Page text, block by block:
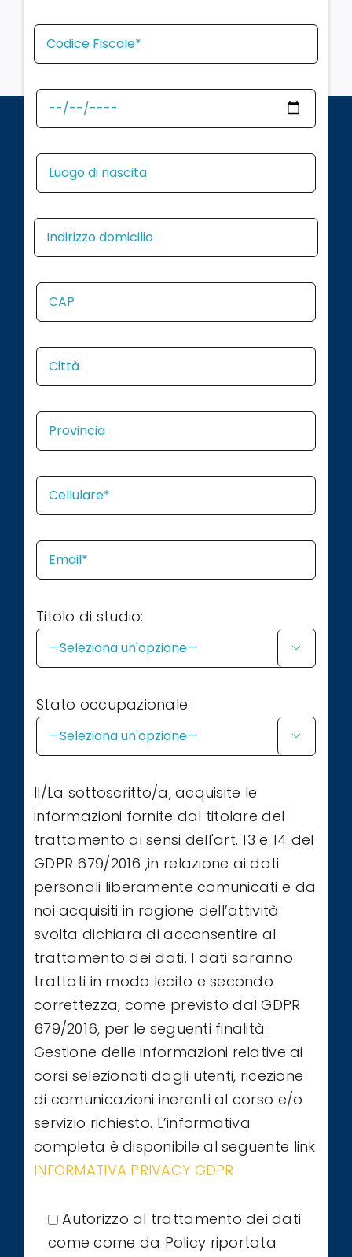
Titolo di studio:

Stato occupazionale:

Il/La sottoscritto/a, acquisite le
informazioni fornite dal titolare del
trattamento ai sensi dell'art. 13 e 14 del
GDPR 679/2016 ,in relazione ai dati
personali liberamente comunicati e da
noi acquisiti in ragione dell’attività
svolta dichiara di acconsentire al
trattamento dei dati. I dati saranno
trattati in modo lecito e secondo
correttezza, come previsto dal GDPR
679/2016, per le seguenti finalità:
Gestione delle informazioni relative ai
corsi selezionati dagli utenti, ricezione
di comunicazioni inerenti al corso e/o
servizio richiesto. L’informativa
completa è disponibile al seguente link
INFORMATIVA PRIVACY GDPR
Autorizzo al trattamento dei dati
come come da Policy riportata